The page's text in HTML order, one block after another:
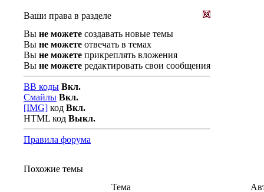
Ваши права в разделе
Вы не можете создавать новые темы
Вы не можете отвечать в темах
Вы не можете прикреплять вложения
Вы не можете редактировать свои сообщения
BB коды Вкл.
Смайлы Вкл.
[IMG] код Вкл.
HTML код Выкл.
Правила форума
Похожие темы
Тема